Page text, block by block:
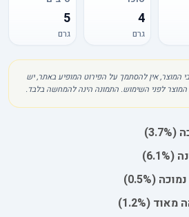
4
גרם
5
גרם
המוצר, אין להסתמך על הפירוט המופיע באתר, יש
המוצר לפני השימוש. התמונה הינה להמחשה בלבד.
(3.7%)
(6.1%)
(0.5%)
מאוד (1.2%)